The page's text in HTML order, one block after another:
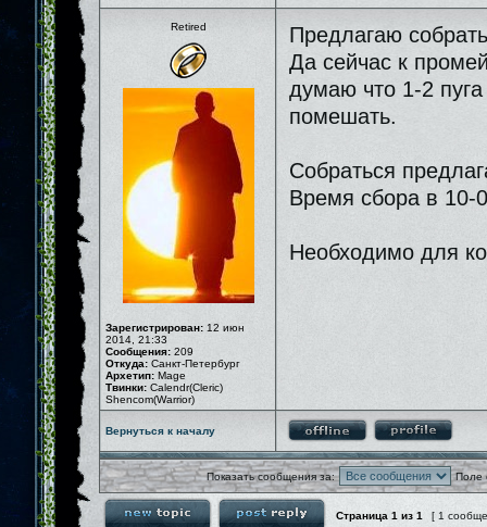
Retired
Зарегистрирован: 12 июн
2014, 21:33
Сообщения: 209
Откуда: Санкт-Петербург
Архетип: Mage
Твинки: Calendr(Cleric)
Shencom(Warrior)
Предлагаю
Да сейчас к
думаю что 1-2
помешать.
Собраться
Время сбора в 10-
Необходимо для
Вернуться к началу
Показать сообщения за: Поле
Страница 1 из 1 [ 1